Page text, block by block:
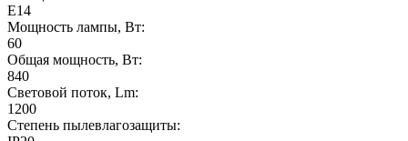
E14
Мощность лампы, Вт:
60
Общая мощность, Вт:
840
Световой поток, Lm:
1200
Степень пылевлагозащиты: